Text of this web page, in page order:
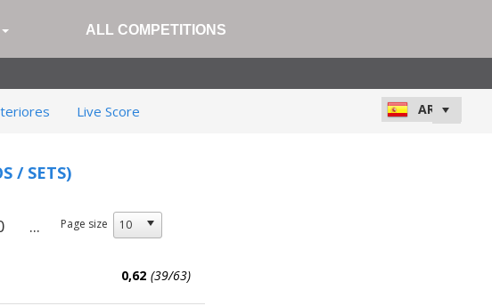
ALL COMPETITIONS
Live Score
/ SETS)
... Page size
0,62 (39/63)